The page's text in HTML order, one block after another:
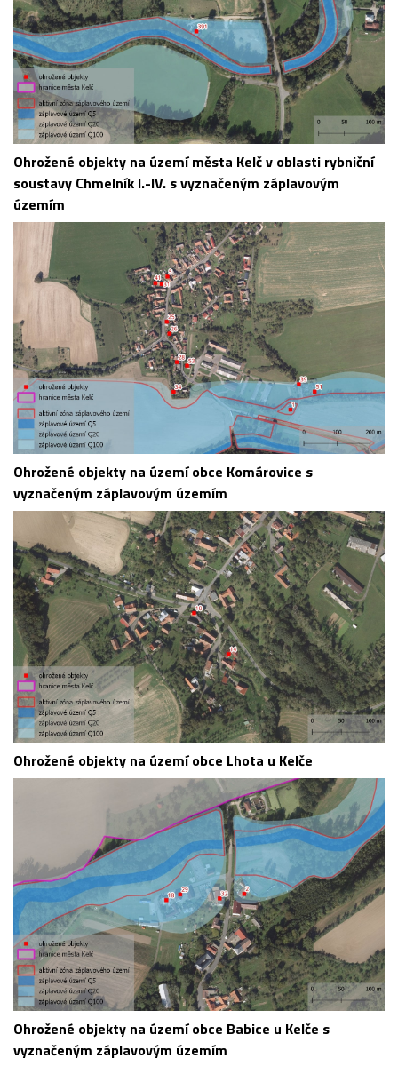
Ohrožené objekty na území města Kelč v oblasti rybniční
soustavy Chmelník I.-IV. s vyznačeným záplavovým
územím
Ohrožené objekty na území obce Komárovice s
vyznačeným záplavovým územím
Ohrožené objekty na území obce Lhota u Kelče
Ohrožené objekty na území obce Babice u Kelče s
vyznačeným záplavovým územím